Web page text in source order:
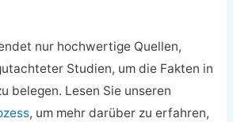
nur hochwertige Quellen,
Studien, um die Fakten in
belegen. Lesen Sie unseren
, um mehr darüber zu erfahren,